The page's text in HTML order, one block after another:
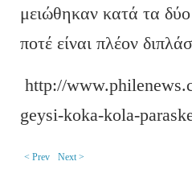
μειώθηκαν κατά τα δύο
ποτέ είναι πλέον
http://
geysi-koka-kola-
< Prev Next >